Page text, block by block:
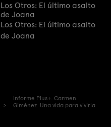
Los Otros: El último asalto
de Joana
Los Otros: El último asalto
de Joana
Informe Plus+. Carmen
Giménez. Una vida para vivirla